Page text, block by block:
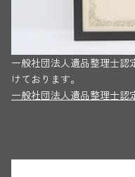
一般社団法人遺品整理士認
けております。
一般社団法人遺品整理士認